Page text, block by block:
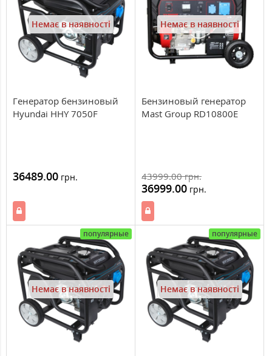
Немає в наявності
Генератор бензиновый
Hyundai HHY 7050F
36489.00 грн.
Немає в наявності
Бензиновый генератор
Mast Group RD10800E
43999.00грн.
36999.00 грн.
популярные
Немає в наявності
популярные
Немає в наявності